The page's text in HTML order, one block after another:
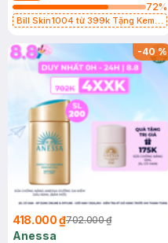
72%
Bill Skin1004 từ 399k Tặng Kem
SPF 50+ 20ml (SL Có Hạn)
-40%
418.000 ₫702.000 ₫
Anessa